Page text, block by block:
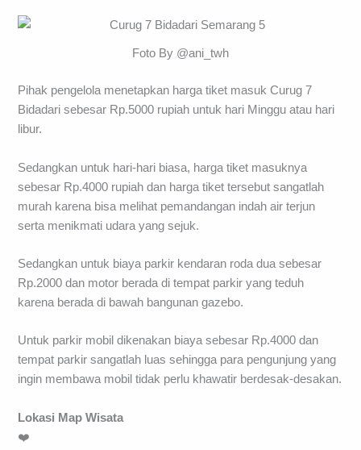
Foto By @ani_twh
Pihak pengelola menetapkan harga tiket masuk Curug 7
Bidadari sebesar Rp.5000 rupiah untuk hari Minggu atau hari
libur.
Sedangkan untuk hari-hari biasa, harga tiket masuknya
sebesar Rp.4000 rupiah dan harga tiket tersebut sangatlah
murah karena bisa melihat pemandangan indah air terjun
serta menikmati udara yang sejuk.
Sedangkan untuk biaya parkir kendaran roda dua sebesar
Rp.2000 dan motor berada di tempat parkir yang teduh
karena berada di bawah bangunan gazebo.
Untuk parkir mobil dikenakan biaya sebesar Rp.4000 dan
tempat parkir sangatlah luas sehingga para pengunjung yang
ingin membawa mobil tidak perlu khawatir berdesak-desakan.
Lokasi Map Wisata
❤️